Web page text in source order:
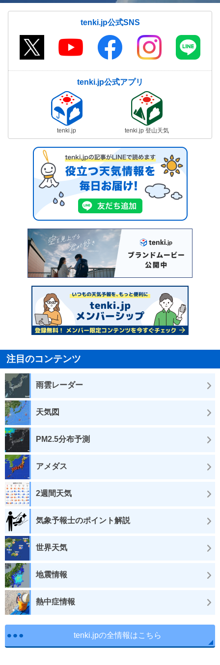
tenki.jp公式SNS
tenki.jp公式アプリ
tenki.jp tenki.jp 登山天気
注目のコンテンツ
雨雲レーダー
天気図
PM2.5分布予測
アメダス
2週間天気
気象予報士のポイント解説
世界天気
地震情報
熱中症情報
tenki.jpの全情報はこちら